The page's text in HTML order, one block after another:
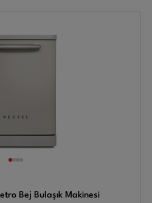
Bej Bulaşık Makinesi